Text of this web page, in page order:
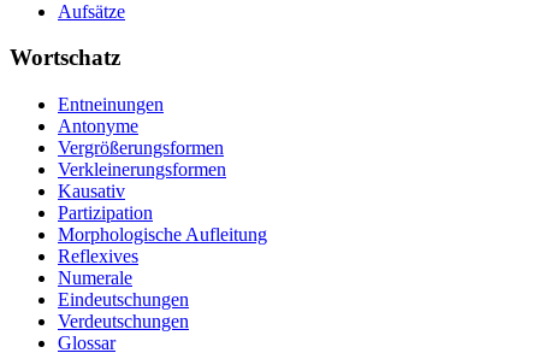
Aufsätze
Wortschatz
Entneinungen
Antonyme
Vergrößerungsformen
Verkleinerungsformen
Kausativ
Partizipation
Morphologische Aufleitung
Reflexives
Numerale
Eindeutschungen
Verdeutschungen
Glossar